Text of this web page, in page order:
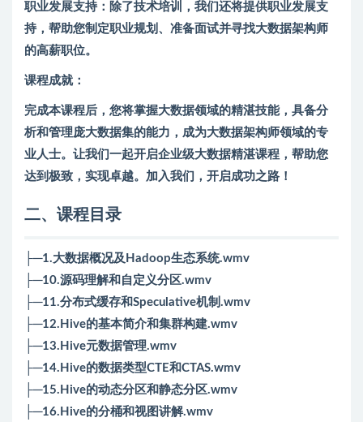
职业发展支持：除了技术培训，我们还将提供职业发展支
持，帮助您制定职业规划、准备面试并寻找大数据架构师
的高薪职位。
课程成就：
完成本课程后，您将掌握大数据领域的精湛技能，具备分
析和管理庞大数据集的能力，成为大数据架构师领域的专
业人士。让我们一起开启企业级大数据精湛课程，帮助您
达到极致，实现卓越。加入我们，开启成功之路！
二、课程目录
├─1.大数据概况及Hadoop生态系统.wmv
├─10.源码理解和自定义分区.wmv
├─11.分布式缓存和Speculative机制.wmv
├─12.Hive的基本简介和集群构建.wmv
├─13.Hive元数据管理.wmv
├─14.Hive的数据类型CTE和CTAS.wmv
├─15.Hive的动态分区和静态分区.wmv
├─16.Hive的分桶和视图讲解.wmv